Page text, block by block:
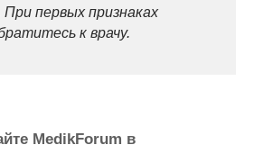
первых признаках
к врачу.
MedikForum в